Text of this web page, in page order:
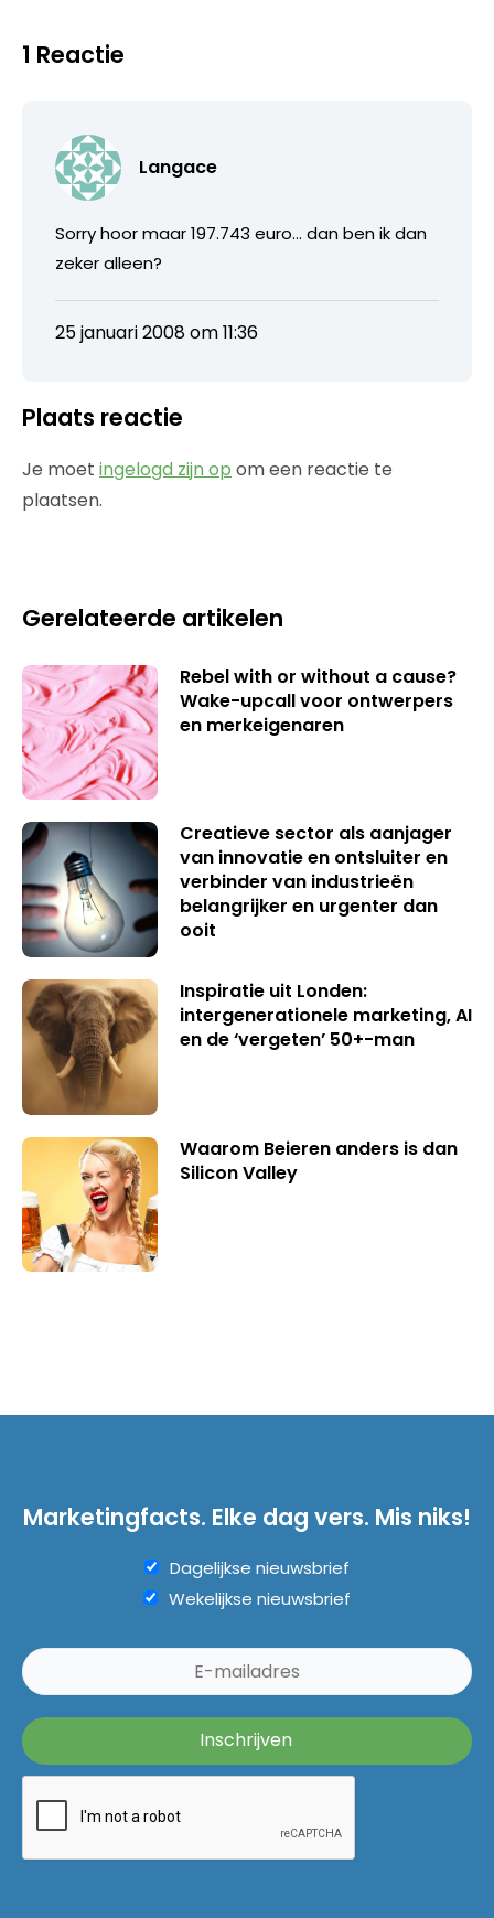
1 Reactie
Langace
Sorry hoor maar 197.743 euro… dan ben ik dan
zeker alleen?
25 januari 2008 om 11:36
Plaats reactie
Je moet ingelogd zijn op om een reactie te
plaatsen.
Gerelateerde artikelen
Rebel with or without a cause?
Wake-upcall voor ontwerpers
en merkeigenaren
Creatieve sector als aanjager
van innovatie en ontsluiter en
verbinder van industrieën
belangrijker en urgenter dan
ooit
Inspiratie uit Londen:
intergenerationele marketing, AI
en de ‘vergeten’ 50+-man
Waarom Beieren anders is dan
Silicon Valley
Marketingfacts. Elke dag vers. Mis niks!
Dagelijkse nieuwsbrief
Wekelijkse nieuwsbrief